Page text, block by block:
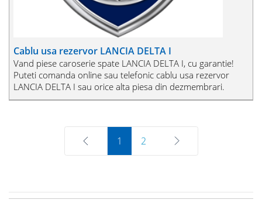
Cablu usa rezervor LANCIA DELTA I
Vand piese caroserie spate LANCIA DELTA I, cu garantie!
Puteti comanda online sau telefonic cablu usa rezervor
LANCIA DELTA I sau orice alta piesa din dezmembrari.
Prev
1 2Next